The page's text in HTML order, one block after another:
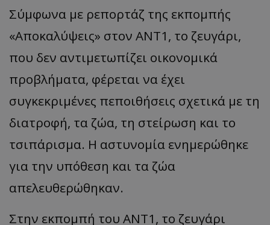
Σύμφωνα με ρεπορτάζ της εκπομπής
«Αποκαλύψεις» στον ΑΝΤ1, το ζευγάρι,
που δεν αντιμετωπίζει οικονομικά
προβλήματα, φέρεται να έχει
συγκεκριμένες πεποιθήσεις σχετικά με τη
διατροφή, τα ζώα, τη στείρωση και το
τσιπάρισμα. Η αστυνομία ενημερώθηκε
για την υπόθεση και τα ζώα
απελευθερώθηκαν.
Στην εκπομπή του ΑΝΤ1, το ζευγάρι